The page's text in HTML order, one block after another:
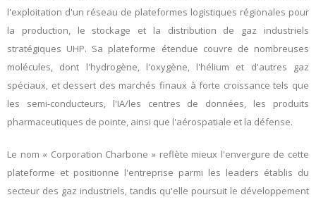
l'exploitation d'un réseau de plateformes logistiques régionales pour
la production, le stockage et la distribution de gaz industriels
stratégiques UHP. Sa plateforme étendue couvre de nombreuses
molécules, dont l'hydrogène, l'oxygène, l'hélium et d'autres gaz
spéciaux, et dessert des marchés finaux à forte croissance tels que
les semi-conducteurs, l'IA/les centres de données, les produits
pharmaceutiques de pointe, ainsi que l'aérospatiale et la défense.
Le nom « Corporation Charbone » reflète mieux l'envergure de cette
plateforme et positionne l'entreprise parmi les leaders établis du
secteur des gaz industriels, tandis qu'elle poursuit le développement